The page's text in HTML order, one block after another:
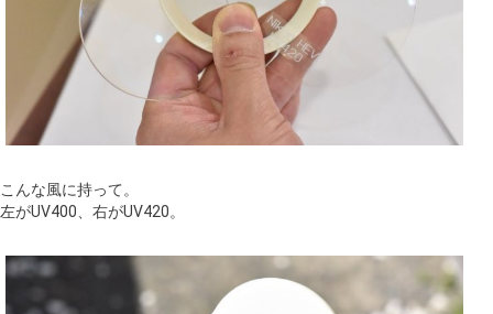
こんな風に持って。
左がUV400、右がUV420。